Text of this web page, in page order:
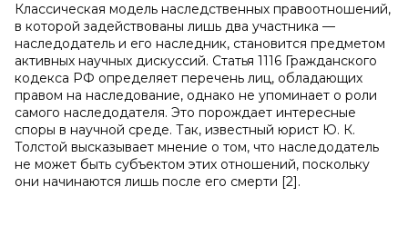
Классическая модель наследственных правоотношений,
в которой задействованы лишь два участника —
наследодатель и его наследник, становится предметом
активных научных дискуссий. Статья 1116 Гражданского
кодекса РФ определяет перечень лиц, обладающих
правом на наследование, однако не упоминает о роли
самого наследодателя. Это порождает интересные
споры в научной среде. Так, известный юрист Ю. К.
Толстой высказывает мнение о том, что наследодатель
не может быть субъектом этих отношений, поскольку
они начинаются лишь после его смерти [2].